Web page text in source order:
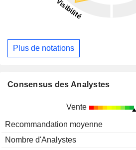
Plus de notations
Consensus des Analystes
Vente
Recommandation moyenne
Nombre d'Analystes